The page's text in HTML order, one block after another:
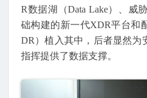
R数据湖（Data Lake）、威
础构建的新一代XDR平台和
DR）植入其中，后者显然为
指挥提供了数据支撑。